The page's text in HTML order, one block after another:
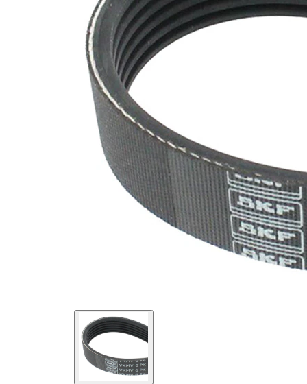
nervuri
SVHC
Nu sunt
disponibile
substante
SVHC
Material
curea
dienă
cauciuc)